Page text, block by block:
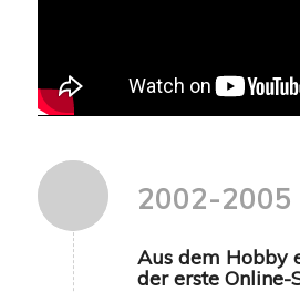
2002-2005
Aus dem Hobby
der erste Online-